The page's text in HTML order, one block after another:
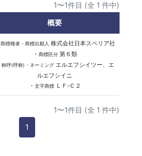
1〜1件目 (全 1 件中)
概要
商標権者・商標出願人 株式会社日本スペリア社
・ 商標区分第６類
称呼(呼称)・ネーミングエルエフシイツー、エ
ルエフシイニ
・ 文字商標ＬＦ‐Ｃ２
1〜1件目 (全 1 件中)
1